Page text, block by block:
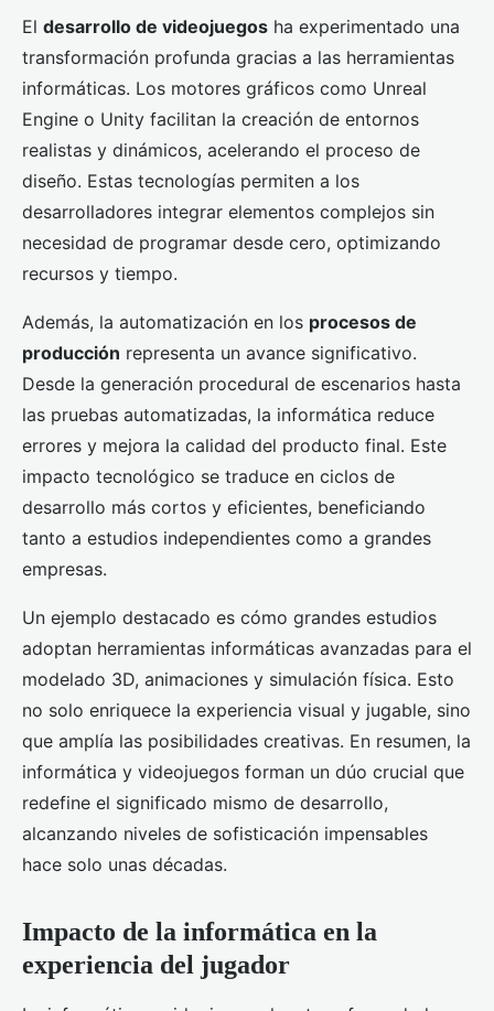
El desarrollo de videojuegos ha experimentado una
transformación profunda gracias a las herramientas
informáticas. Los motores gráficos como Unreal
Engine o Unity facilitan la creación de entornos
realistas y dinámicos, acelerando el proceso de
diseño. Estas tecnologías permiten a los
desarrolladores integrar elementos complejos sin
necesidad de programar desde cero, optimizando
recursos y tiempo.
Además, la automatización en los procesos de
producción representa un avance significativo.
Desde la generación procedural de escenarios hasta
las pruebas automatizadas, la informática reduce
errores y mejora la calidad del producto final. Este
impacto tecnológico se traduce en ciclos de
desarrollo más cortos y eficientes, beneficiando
tanto a estudios independientes como a grandes
empresas.
Un ejemplo destacado es cómo grandes estudios
adoptan herramientas informáticas avanzadas para el
modelado 3D, animaciones y simulación física. Esto
no solo enriquece la experiencia visual y jugable, sino
que amplía las posibilidades creativas. En resumen, la
informática y videojuegos forman un dúo crucial que
redefine el significado mismo de desarrollo,
alcanzando niveles de sofisticación impensables
hace solo unas décadas.
Impacto de la informática en la
experiencia del jugador